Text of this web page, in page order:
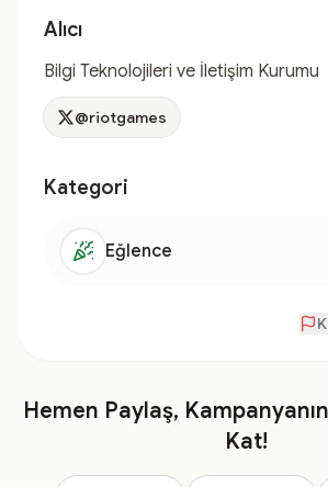
Alıcı
Bilgi Teknolojileri ve İletişim Kurumu
@riotgames
Kategori
Eğlence
Hemen Paylaş,
Kat!